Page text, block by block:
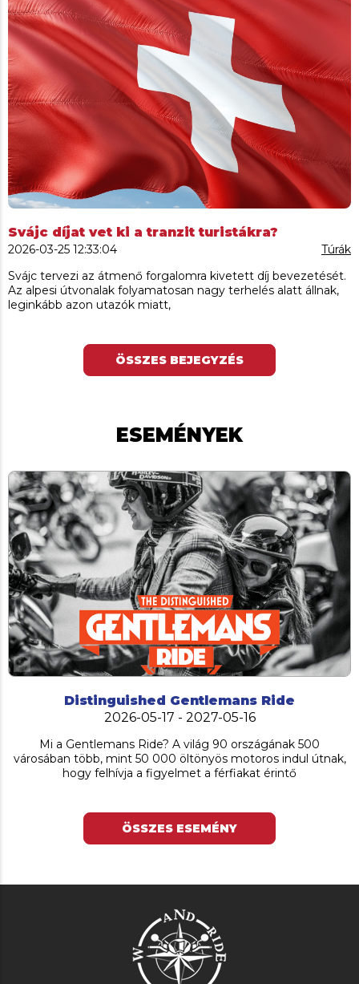
Svájc díjat vet ki a tranzit turistákra?
2026-03-25 12:33:04
Túrák
Svájc tervezi az átmenő forgalomra kivetett díj bevezetését.
Az alpesi útvonalak folyamatosan nagy terhelés alatt állnak,
leginkább azon utazók miatt,
ÖSSZES BEJEGYZÉS
ESEMÉNYEK
Distinguished Gentlemans Ride
2026-05-17 - 2027-05-16
Mi a Gentlemans Ride? A világ 90 országának 500
városában több, mint 50 000 öltönyös motoros indul útnak,
hogy felhívja a figyelmet a férfiakat érintő
ÖSSZES ESEMÉNY